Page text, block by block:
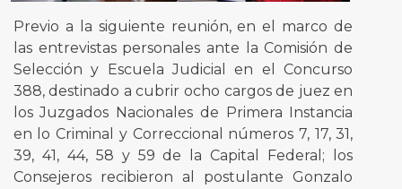
Previo a la siguiente reunión, en el marco de
las entrevistas personales ante la Comisión de
Selección y Escuela Judicial en el Concurso
388, destinado a cubrir ocho cargos de juez en
los Juzgados Nacionales de Primera Instancia
en lo Criminal y Correccional números 7, 17, 31,
39, 41, 44, 58 y 59 de la Capital Federal; los
Consejeros recibieron al postulante Gonzalo